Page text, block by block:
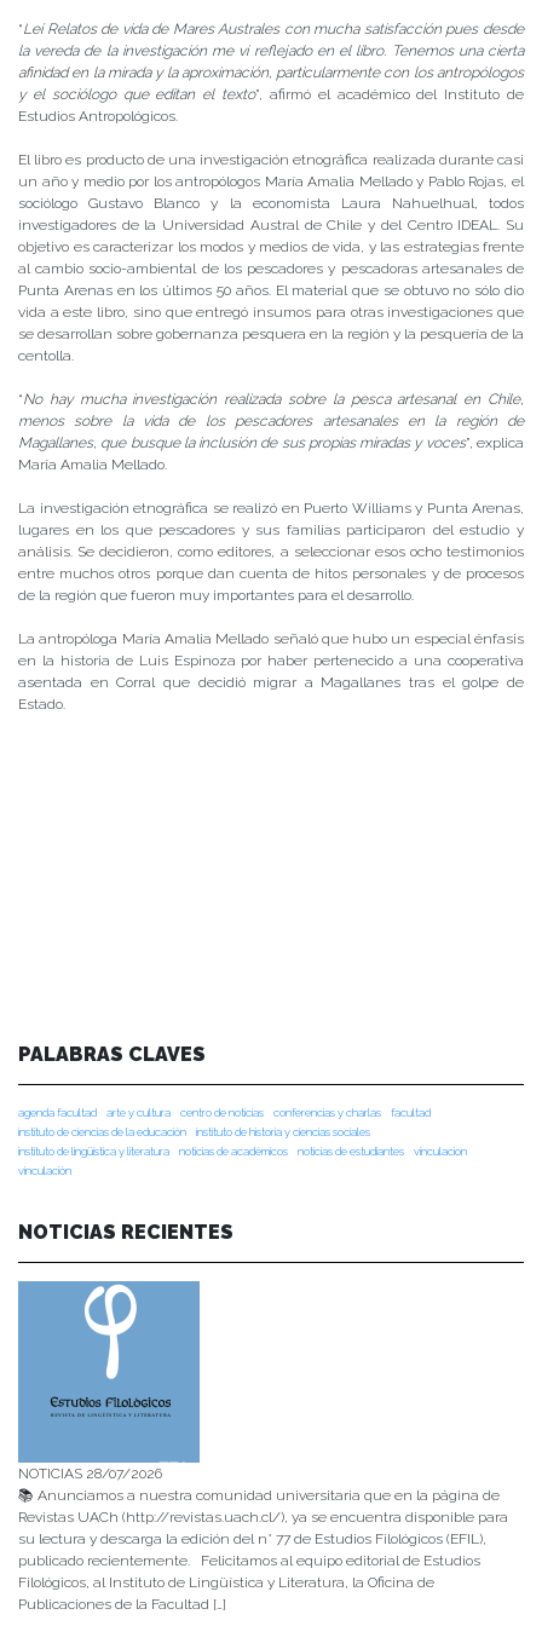
“Leí Relatos de vida de Mares Australes con mucha satisfacción pues desde
la vereda de la investigación me vi reflejado en el libro. Tenemos una cierta
afinidad en la mirada y la aproximación, particularmente con los antropólogos
y el sociólogo que editan el texto”, afirmó el académico del Instituto de
Estudios Antropológicos.
El libro es producto de una investigación etnográfica realizada durante casi
un año y medio por los antropólogos María Amalia Mellado y Pablo Rojas, el
sociólogo Gustavo Blanco y la economista Laura Nahuelhual, todos
investigadores de la Universidad Austral de Chile y del Centro IDEAL. Su
objetivo es caracterizar los modos y medios de vida, y las estrategias frente
al cambio socio-ambiental de los pescadores y pescadoras artesanales de
Punta Arenas en los últimos 50 años. El material que se obtuvo no sólo dio
vida a este libro, sino que entregó insumos para otras investigaciones que
se desarrollan sobre gobernanza pesquera en la región y la pesquería de la
centolla.
“No hay mucha investigación realizada sobre la pesca artesanal en Chile,
menos sobre la vida de los pescadores artesanales en la región de
Magallanes, que busque la inclusión de sus propias miradas y voces”, explica
María Amalia Mellado.
La investigación etnográfica se realizó en Puerto Williams y Punta Arenas,
lugares en los que pescadores y sus familias participaron del estudio y
análisis. Se decidieron, como editores, a seleccionar esos ocho testimonios
entre muchos otros porque dan cuenta de hitos personales y de procesos
de la región que fueron muy importantes para el desarrollo.
La antropóloga María Amalia Mellado señaló que hubo un especial énfasis
en la historia de Luis Espinoza por haber pertenecido a una cooperativa
asentada en Corral que decidió migrar a Magallanes tras el golpe de
Estado.
PALABRAS CLAVES
agenda facultad arte y cultura centro de noticias conferencias y charlas
facultad
instituto de ciencias de la educación
instituto de historia y ciencias sociales
instituto de lingüística y literatura
noticias de académicos noticias de estudiantes
vinculacion
vinculación
NOTICIAS RECIENTES
NOTICIAS 28/07/2026
📚 Anunciamos a nuestra comunidad universitaria que en la página de
Revistas UACh (http://revistas.uach.cl/), ya se encuentra disponible para
su lectura y descarga la edición del n° 77 de Estudios Filológicos (EFIL),
publicado recientemente. Felicitamos al equipo editorial de Estudios
Filológicos, al Instituto de Lingüística y Literatura, la Oficina de
Publicaciones de la Facultad […]